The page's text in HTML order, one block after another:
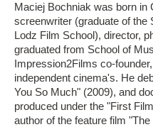
Maciej Bochniak was born in
screenwriter (graduate of the
Lodz Film School), director,
graduated from School of
Impression2Films co-
independent cinema's. He
You So Much" (2009), and
produced under the "First
author of the feature film